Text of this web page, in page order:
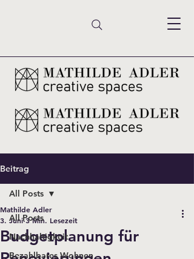
Beitrag
All Posts
Nachhaltigkeit
Bezahlbares Wohnen
All Posts
Budgetplanung für
Mathilde Adler
3. Juni 3 Min. Lesezeit